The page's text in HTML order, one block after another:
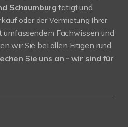
Schaumburgtätigt und
oder der Vermietung Ihrer
umfassendem Fachwissen und
wir Sie bei allen Fragen rund
Sie uns an - wir sind für